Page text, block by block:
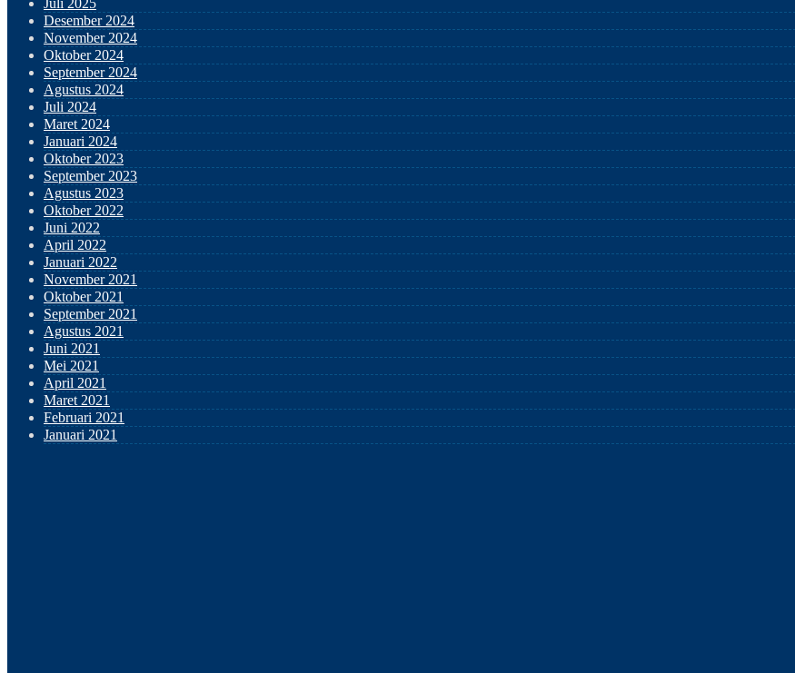
Juli 2025
Desember 2024
November 2024
Oktober 2024
September 2024
Agustus 2024
Juli 2024
Maret 2024
Januari 2024
Oktober 2023
September 2023
Agustus 2023
Oktober 2022
Juni 2022
April 2022
Januari 2022
November 2021
Oktober 2021
September 2021
Agustus 2021
Juni 2021
Mei 2021
April 2021
Maret 2021
Februari 2021
Januari 2021